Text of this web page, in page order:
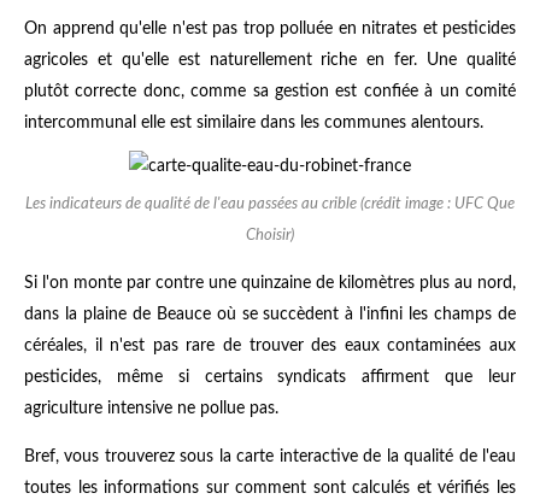
On apprend qu'elle n'est pas trop polluée en nitrates et pesticides
agricoles et qu'elle est naturellement riche en fer. Une qualité
plutôt correcte donc, comme sa gestion est confiée à un comité
intercommunal elle est similaire dans les communes alentours.
Les indicateurs de qualité de l'eau passées au crible (crédit image : UFC Que
Choisir)
Si l'on monte par contre une quinzaine de kilomètres plus au nord,
dans la plaine de Beauce où se succèdent à l'infini les champs de
céréales, il n'est pas rare de trouver des eaux contaminées aux
pesticides, même si certains syndicats affirment que leur
agriculture intensive ne pollue pas.
Bref, vous trouverez sous la carte interactive de la qualité de l'eau
toutes les informations sur comment sont calculés et vérifiés les